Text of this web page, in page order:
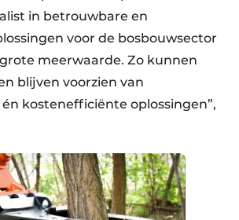
in betrouwbare en
voor de bosbouwsector
meerwaarde. Zo kunnen
blijven voorzien van
kostenefficiënte oplossingen”,